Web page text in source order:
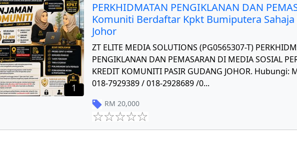
1
PERKHIDMATAN PENGIKLANAN DAN
Komuniti Berdaftar Kpkt Bumiputera Sahaja
Johor
ZT ELITE MEDIA SOLUTIONS (PG0565307-T)
PENGIKLANAN DAN PEMASARAN DI MEDIA SOSIAL
KREDIT KOMUNITI PASIR GUDANG JOHOR. Hubungi:
018-7929389 / 018-2928689 /0...
RM 20,000